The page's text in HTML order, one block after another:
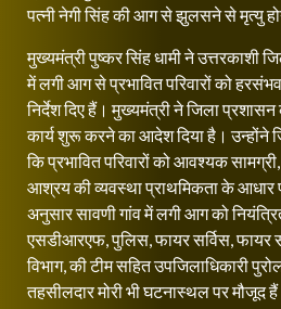
पत्नी नेगी सिंह की आग से झुलसने से मृत्यु
मुख्यमंत्री पुष्कर सिंह धामी ने उत्तरकाशी
में लगी आग से प्रभावित परिवारों को
निर्देश दिए हैं। मुख्यमंत्री ने जिला
कार्य शुरू करने का आदेश दिया है। उन्होंने
कि प्रभावित परिवारों को आवश्यक
आश्रय की व्यवस्था प्राथमिकता के आधार
अनुसार सावणी गांव में लगी आग को
एसडीआरएफ, पुलिस, फायर सर्विस, फायर
विभाग, की टीम सहित उपजिलाधिकारी
तहसीलदार मोरी भी घटनास्थल पर मौजूद